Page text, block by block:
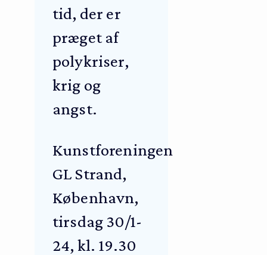
tid, der er
præget af
polykriser,
krig og
angst.
Kunstforeningen
GL Strand,
København,
tirsdag 30/1-
24, kl. 19.30